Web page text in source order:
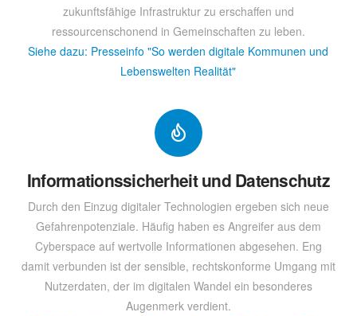
zukunftsfähige Infrastruktur zu erschaffen und
ressourcenschonend in Gemeinschaften zu leben.
Siehe dazu: Presseinfo "So werden digitale Kommunen und
Lebenswelten Realität"
Informationssicherheit und Datenschutz
Durch den Einzug digitaler Technologien ergeben sich neue
Gefahrenpotenziale. Häufig haben es Angreifer aus dem
Cyberspace auf wertvolle Informationen abgesehen. Eng
damit verbunden ist der sensible, rechtskonforme Umgang mit
Nutzerdaten, der im digitalen Wandel ein besonderes
Augenmerk verdient.